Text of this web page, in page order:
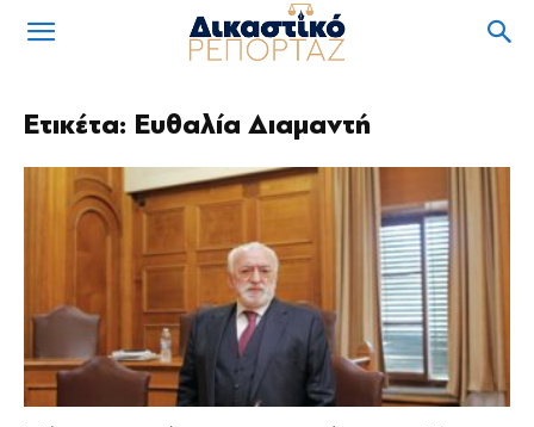
Ετικέτα: Ευθαλία Διαμαντή